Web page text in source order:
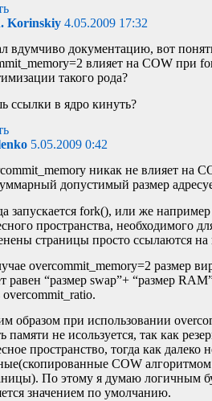
Korinskiy 4.05.2009 17:32
вдумчиво документацию, вот
влияет наCOW при
такого рода?
ссылки в ядро кинуть?
5.05.2009 0:42
никак не влияет на
допустимый размер
запускается fork(), или же
пространства, необходимого
страницы просто ссылаются
overcommit_memory=2 размер
равен “размер swap”+ “размер RAM
overcommit_ratio.
образом при использовании
памяти не исользуется, так как
пространство, тогда как далеко
COW
По этому я думаю логичным
значением по умолчанию.